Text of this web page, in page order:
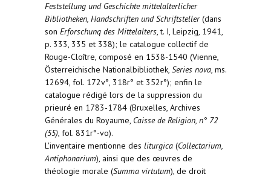
Feststellung und Geschichte mittelalterlicher
Bibliotheken, Handschriften und Schriftsteller(dans
son Erforschunq des Mittelalters, t. I, Leipzig, 1941,
p. 333, 335 et 338); le catalogue collectif de
Rouge-Cloître, composé en 1538-1540 (Vienne,
Österreichische Nationalbibliothek, Series nova, ms.
12694, fol. 172v°, 318r° et 352r°); enfin le
catalogue rédigé lors de la suppression du
prieuré en 1783-1784 (Bruxelles, Archives
Générales du Royaume, Caisse de Religion, n° 72
(55), fol. 831r°-vo).
L'inventaire mentionne des liturgica (Collectarium,
Antiphonarium), ainsi que des œuvres de
théologie morale (Summa virtutum), de droit